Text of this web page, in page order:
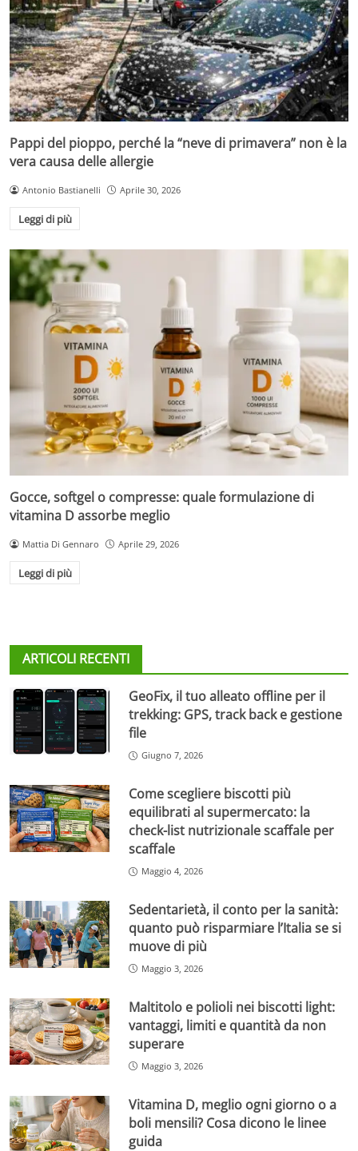
Pappi del pioppo, perché la “neve di primavera” non è la
vera causa delle allergie
Antonio Bastianelli Aprile 30, 2026
Leggi di più
Gocce, softgel o compresse: quale formulazione di
vitamina D assorbe meglio
Mattia Di Gennaro Aprile 29, 2026
Leggi di più
ARTICOLI RECENTI
GeoFix, il tuo alleato offline per il
trekking: GPS, track back e gestione
file
Giugno 7, 2026
Come scegliere biscotti più
equilibrati al supermercato: la
check-list nutrizionale scaffale per
scaffale
Maggio 4, 2026
Sedentarietà, il conto per la sanità:
quanto può risparmiare l’Italia se si
muove di più
Maggio 3, 2026
Maltitolo e polioli nei biscotti light:
vantaggi, limiti e quantità da non
superare
Maggio 3, 2026
Vitamina D, meglio ogni giorno o a
boli mensili? Cosa dicono le linee
guida